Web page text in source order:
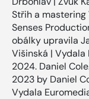
Střih a
Senses
obálky upravila
Višinská | Vydala
2024. Daniel
2023 by Daniel
Vydala